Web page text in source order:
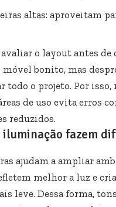
altas: aproveitam
avaliar o layout antes
móvel bonito, mas
todo o projeto. Por isso,
de uso evita erros
reduzidos.
iluminação fazem
ajudam a ampliar
melhor a luz e
leve. Dessa forma,